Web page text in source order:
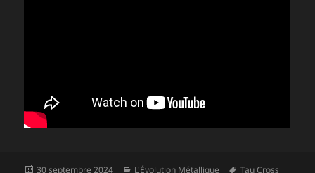
Publié
30 septembre 2024 Catégories
L'Évolution Métallique
Mots-
Tau Cross